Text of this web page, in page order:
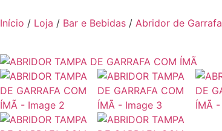
Início / Loja / Bar e Bebidas / Abridor de Garrafa